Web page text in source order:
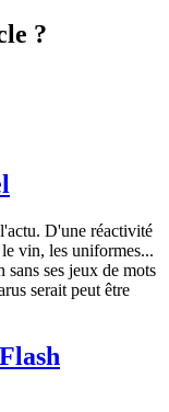
?
D'une réactivité
vin, les uniformes...
sans ses jeux de mots
serait peut être